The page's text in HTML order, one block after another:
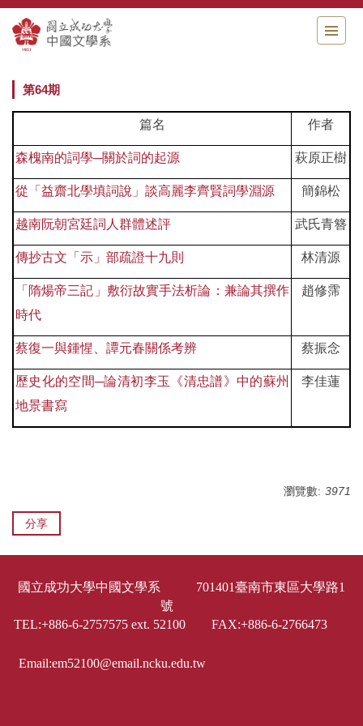
跳
到
主
內
容
區
第64期
篇名 作者
森槐南的詞學─關於詞的起源 萩原正樹
從「益齋北學填詞說」談高麗李齊賢詞學淵源 簡錦松
越南阮朝宮廷詞人群體述評 武氏青簪
傳抄古文「示」部疏證十九則 林清源
「隋煬帝三記」敷衍故實手法析論：兼論其撰作
時代
趙修霈
蔡復一與鍾惺、譚元春關係考辨 蔡振念
歷史化的空間─論清初李玉《清忠譜》中的蘇州
地景書寫
李佳蓮
瀏覽數: 3971
分享
國立成功大學中國文學系 701401臺南市東區大學路1
號
TEL:+886-6-2757575 ext. 52100 FAX:+886-6-2766473
Email:em52100@email.ncku.edu.tw